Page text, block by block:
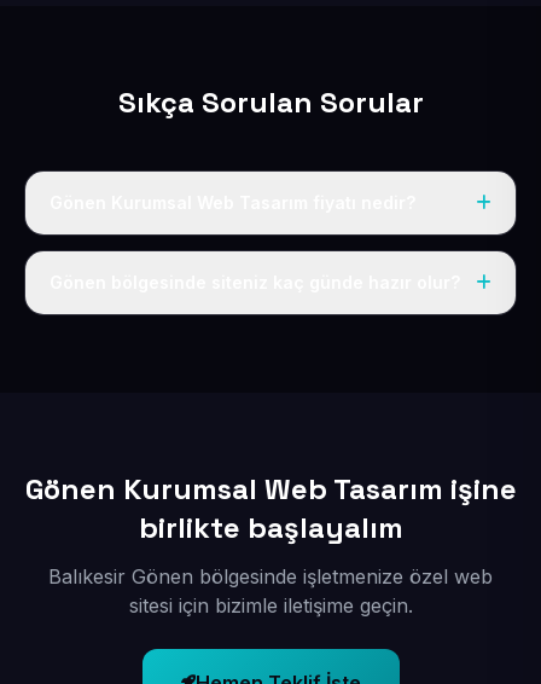
Sıkça Sorulan Sorular
Tek fiyat uygulanır: yıllık 50 USD + KDV. Bu bedele alan
Gönen Kurumsal Web Tasarım işine
birlikte başlayalım
Balıkesir Gönen bölgesinde işletmenize özel web
sitesi için bizimle iletişime geçin.